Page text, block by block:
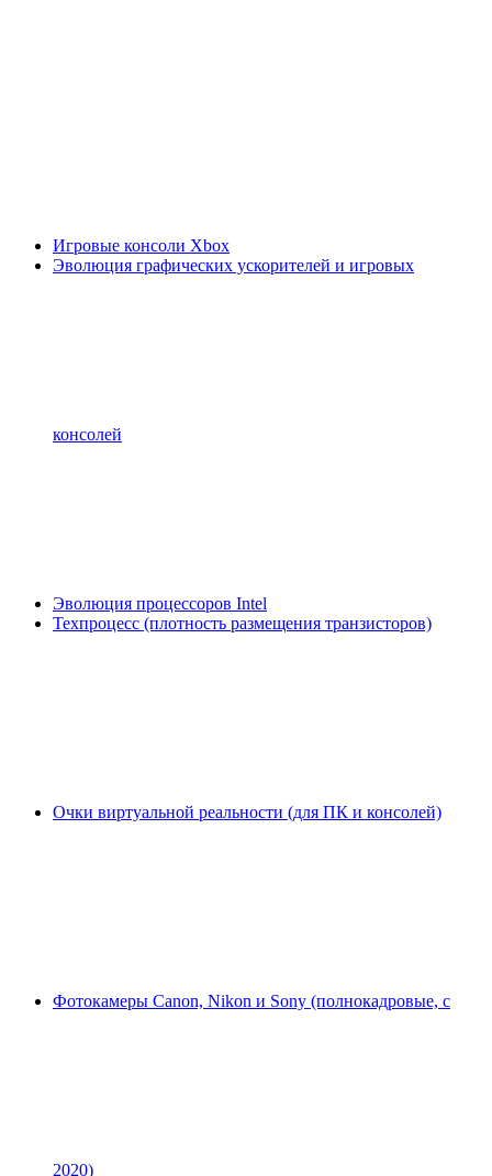
Игровые консоли Xbox
Эволюция графических ускорителей и игровых
консолей
Эволюция процессоров Intel
Техпроцесс (плотность размещения транзисторов)
Очки виртуальной реальности (для ПК и консолей)
Фотокамеры Canon, Nikon и Sony (полнокадровые, с
2020)